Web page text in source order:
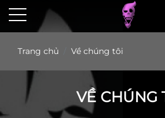
Trang chủ Về chúng tôi
VỀ CHÚNG